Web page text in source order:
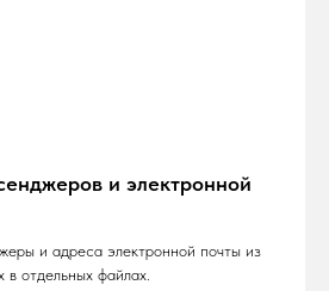
и электронной
и адреса электронной почты из
отдельных файлах.